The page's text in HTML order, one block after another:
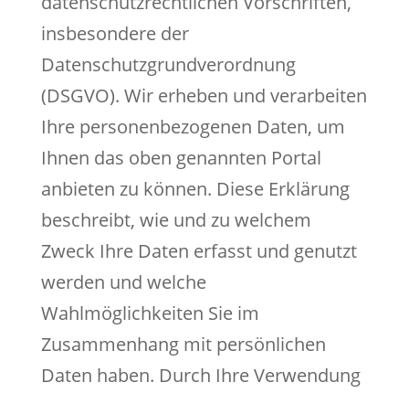
insbesondere der
Datenschutzgrundverordnung
(DSGVO). Wir erheben und verarbeiten
Ihre personenbezogenen Daten, um
Ihnen das oben genannten Portal
anbieten zu können. Diese Erklärung
beschreibt, wie und zu welchem
Zweck Ihre Daten erfasst und genutzt
werden und welche
Wahlmöglichkeiten Sie im
Zusammenhang mit persönlichen
Daten haben. Durch Ihre Verwendung